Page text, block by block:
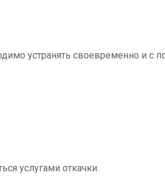
устранять своевременно и с
услугами откачки.